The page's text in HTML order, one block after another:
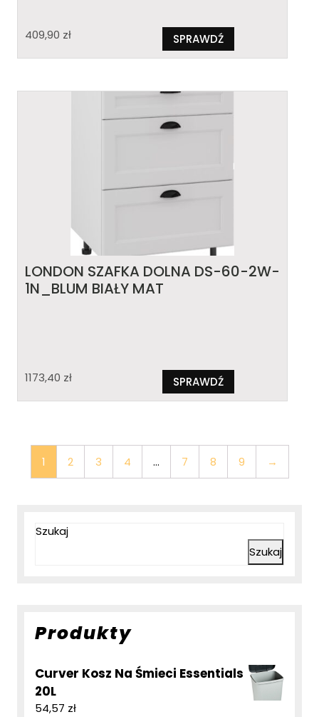
409,90 zł SPRAWDŹ
LONDON SZAFKA DOLNA DS-60-2W-
1N_BLUM BIAŁY MAT
1173,40 zł SPRAWDŹ
1 2 3 4 … 7 8 9 →
Szukaj
Szukaj
Produkty
Curver Kosz Na Śmieci Essentials
20L
54,57 zł